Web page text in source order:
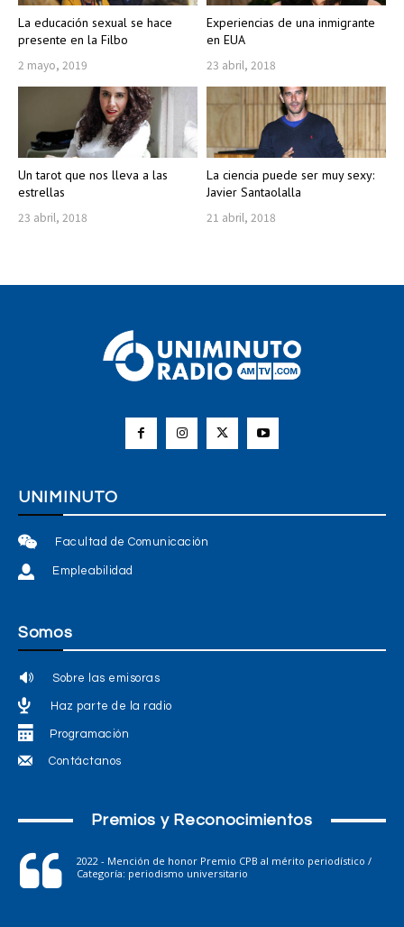
La educación sexual se hace
presente en la Filbo
2 mayo, 2019
Experiencias de una inmigrante
en EUA
23 abril, 2018
Un tarot que nos lleva a las
estrellas
23 abril, 2018
La ciencia puede ser muy sexy:
Javier Santaolalla
21 abril, 2018
UNIMINUTO
Facultad de Comunicación
Empleabilidad
Somos
Sobre las emisoras
Haz parte de la radio
Programación
Contáctanos
Premios y Reconocimientos
2022 - Mención de honor Premio CPB al mérito periodístico /
Categoría: periodismo universitario